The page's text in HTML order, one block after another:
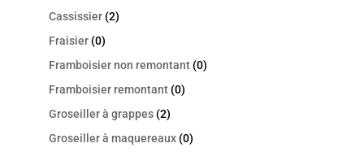
Cassissier (2)
Fraisier (0)
Framboisier non remontant (0)
Framboisier remontant (0)
Groseiller à grappes (2)
Groseiller à maquereaux (0)